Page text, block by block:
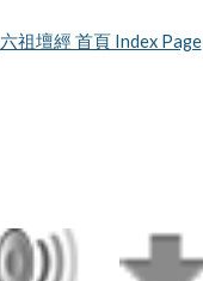
六祖壇經 首頁 Index Page